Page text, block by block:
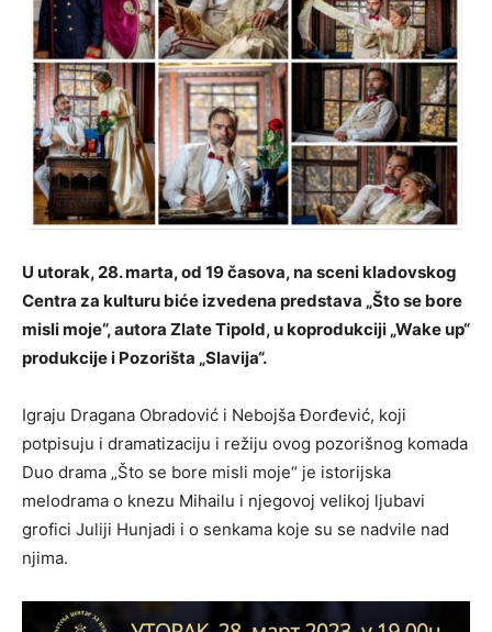
U utorak, 28. marta, od 19 časova, na sceni kladovskog
Centra za kulturu biće izvedena predstava „Što se bore
misli moje“, autora Zlate Tipold, u koprodukciji „Wake up“
produkcije i Pozorišta „Slavija“.
Igraju Dragana Obradović i Nebojša Đorđević, koji
potpisuju i dramatizaciju i režiju ovog pozorišnog komada
Duo drama „Što se bore misli moje“ je istorijska
melodrama o knezu Mihailu i njegovoj velikoj ljubavi
grofici Juliji Hunjadi i o senkama koje su se nadvile nad
njima.